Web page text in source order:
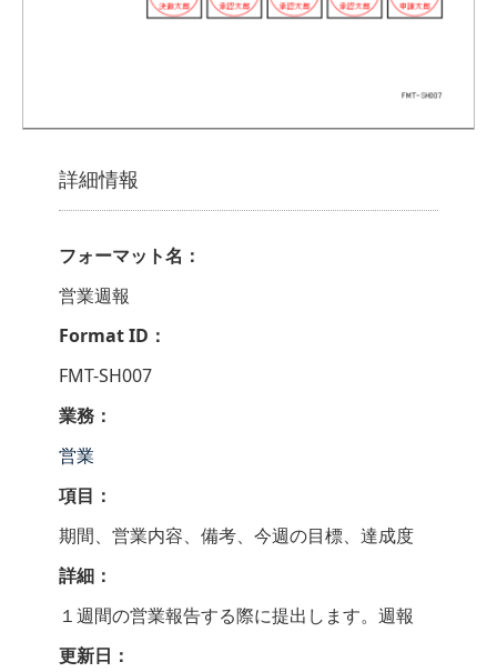
詳細情報
フォーマット名：
営業週報
Format ID：
FMT-SH007
業務：
営業
項目：
期間、営業内容、備考、今週の目標、達成度
詳細：
１週間の営業報告する際に提出します。週報
更新日：